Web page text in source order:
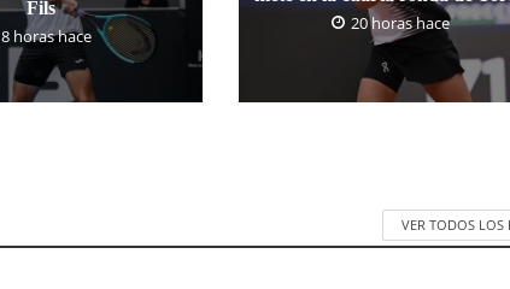
Fils
horas hace
20 horas hace
VER TODOS LOS